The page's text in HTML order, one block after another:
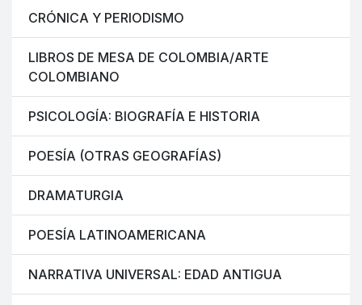
CRÓNICA Y PERIODISMO
LIBROS DE MESA DE COLOMBIA/ARTE
COLOMBIANO
PSICOLOGÍA: BIOGRAFÍA E HISTORIA
POESÍA (OTRAS GEOGRAFÍAS)
DRAMATURGIA
POESÍA LATINOAMERICANA
NARRATIVA UNIVERSAL: EDAD ANTIGUA